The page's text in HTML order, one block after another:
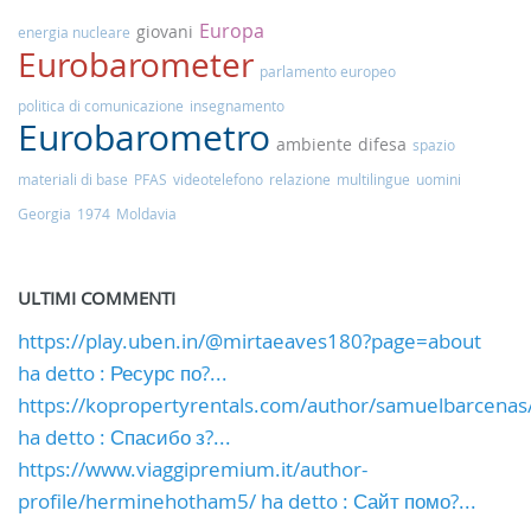
energia nucleare giovani Europa
Eurobarometer parlamento europeo
politica di comunicazione insegnamento
Eurobarometro ambiente difesa spazio
materiali di base PFAS videotelefono relazione multilingue uomini
Georgia 1974 Moldavia
ULTIMI COMMENTI
https://play.uben.in/@mirtaeaves180?page=about
ha detto : Ресурс по?...
https://kopropertyrentals.com/author/
ha detto : Спасибо з?...
https://www.viaggipremium.it/author-
profile/herminehotham5/ ha detto : Сайт помо?...